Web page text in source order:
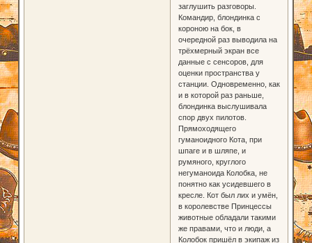
заглушить разговоры.
Командир, блондинка с
короною на бок, в
очередной раз выводила на
трёхмерный экран все
данные с сенсоров, для
оценки пространства у
станции. Одновременно, как
и в которой раз раньше,
блондинка выслушивала
спор двух пилотов.
Прямоходящего
гуманоидного Кота, при
шпаге и в шляпе, и
румяного, круглого
негуманоида Колобка, не
понятно как усидевшего в
кресле. Кот был лих и умён,
в королевстве Принцессы
животные обладали такими
же правами, что и люди, а
Колобок пришёл в экипаж из